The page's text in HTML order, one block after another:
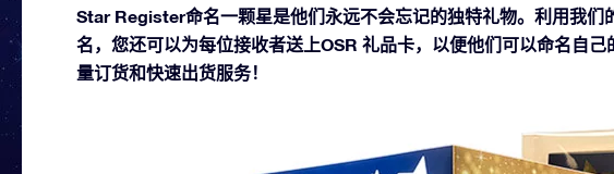
Star Register命名一颗星是他们永远不会忘记的独特礼物。利用我们
名，您还可以为每位接收者送上OSR 礼品卡，以便他们可以命名自
量订货和快速出货服务！